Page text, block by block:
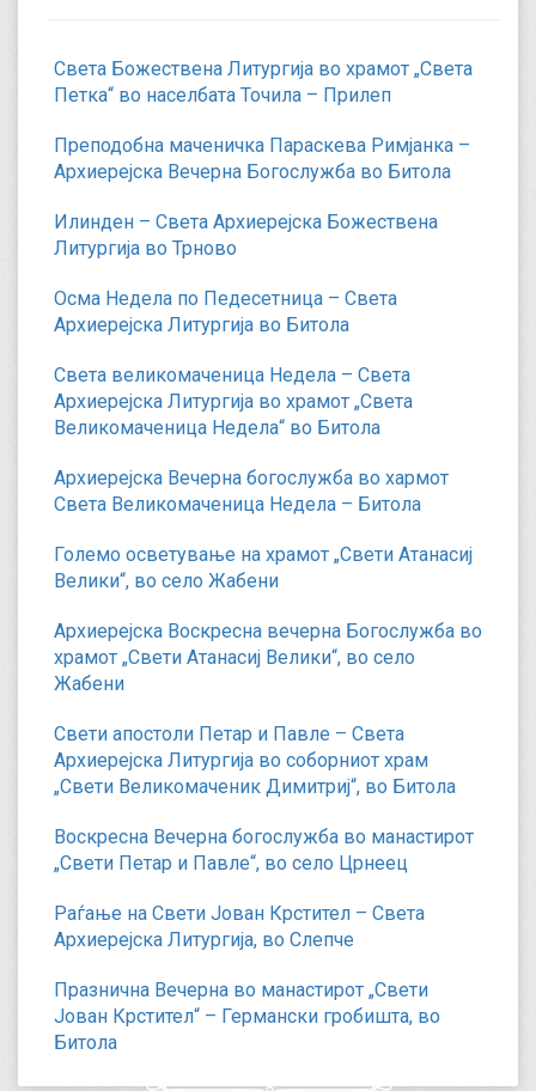
Света Божествена Литургија во храмот „Света
Петка“ во населбата Точила – Прилеп
Преподобна маченичка Параскева Римјанка –
Архиерејска Вечерна Богослужба во Битола
Илинден – Света Архиерејска Божествена
Литургија во Трново
Осма Недела по Педесетница – Света
Архиерејска Литургија во Битола
Света великомаченица Недела – Света
Архиерејска Литургија во храмот „Света
Великомаченица Недела“ во Битола
Архиерејска Вечерна богослужба во хармот
Света Великомаченица Недела – Битола
Големо осветување на храмот „Свети Атанасиј
Велики“, во село Жабени
Архиерејска Воскресна вечерна Богослужба во
храмот „Свети Атанасиј Велики“, во село
Жабени
Свети апостоли Петар и Павле – Света
Архиерејска Литургија во соборниот храм
„Свети Великомаченик Димитриј“, во Битола
Воскресна Вечерна богослужба во манастирот
„Свети Петар и Павле“, во село Црнеец
Раѓање на Свети Јован Крстител – Света
Архиерејска Литургија, во Слепче
Празнична Вечерна во манастирот „Свети
Јован Крстител“ – Германски гробишта, во
Битола